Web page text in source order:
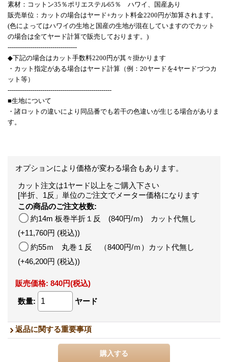
素材：コットン35％ポリエステル65％ ハワイ、国産あり
販売単位：カットの場合はヤード+カット料金2200円が加算されます。
(色によってはハワイの生地と国産の生地が混在していますのでカット
の場合は全てヤード計算で販売しております。)
----------------------------------
◆下記の場合はカット手数料2200円が其々掛かります
・カット指定がある場合はヤード計算（例：20ヤードを4ヤードづつカ
ット等）
---------------------------------------------------
■生地について
・諸ロットの違いにより同品番でも若干の色違いが生じる場合がありま
す。
オプションにより価格が変わる場合もあります。
カット注文は1ヤード以上をご購入下さい
[半折、1反」単位のご注文でメーター価格になります
この商品のご注文枚数:
約14m 板巻半折１反 (840円/ｍ) カット代無し
(+11,760円 (税込))
約55ｍ 丸巻１反 （8400円/ｍ）カット代無し
(+46,200円 (税込))
販売価格: 840円(税込)
数量: ヤード
返品に関する重要事項